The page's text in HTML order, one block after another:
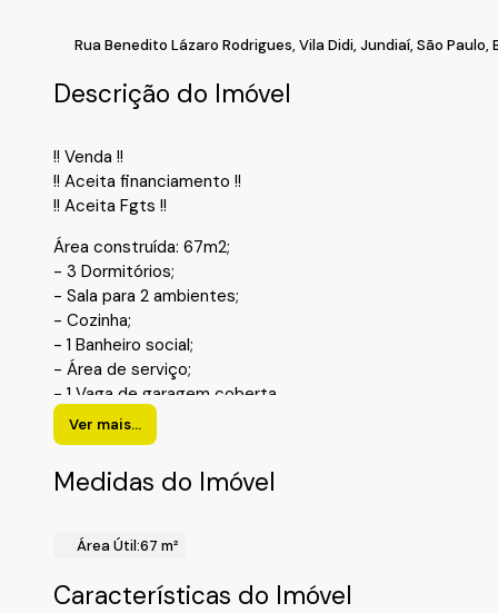
Rua Benedito Lázaro Rodrigues, Vila Didi, Jundiaí, São Paulo,
Descrição do Imóvel
!! Venda !!
!! Aceita financiamento !!
!! Aceita Fgts !!
Área construída: 67m2;
- 3 Dormitórios;
- Sala para 2 ambientes;
- Cozinha;
- 1 Banheiro social;
- Área de serviço;
- 1 Vaga de garagem coberta.
!! Localização !!
Bairro: Agapeama ;
Realize o Seu Cadastro e Solicite Mais Informações e
(11) 4492-7939 / (11) 9 3055-8033 (WhatsApp)
Ver mais...
Medidas do Imóvel
Área Útil:67 m²
Características do Imóvel